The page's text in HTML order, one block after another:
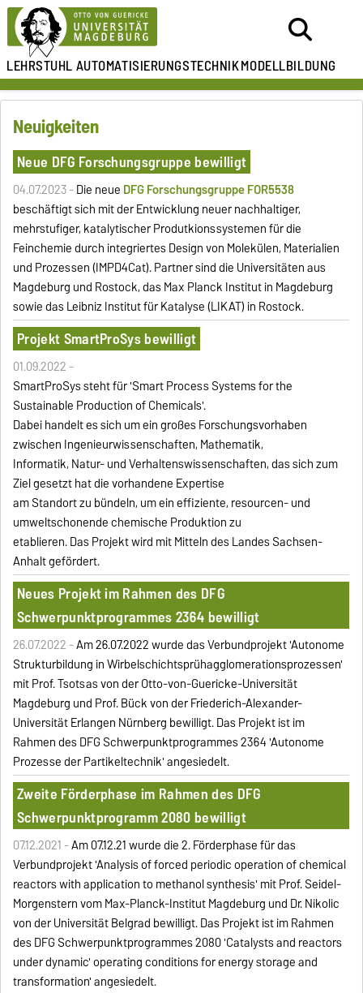
LEHRSTUHLAUTOMATISIERUNGSTECHNIKMODELLBILDUNG
Neuigkeiten
Neue DFG Forschungsgruppe bewilligt
04.07.2023 -Die neue DFG Forschungsgruppe FOR5538
beschäftigt sich mit der Entwicklung neuer nachhaltiger,
mehrstufiger, katalytischer Produtkionssystemen für die
Feinchemie durch integriertes Design von Molekülen, Materialien
und Prozessen (IMPD4Cat). Partner sind die Universitäten aus
Magdeburg und Rostock, das Max Planck Institut in Magdeburg
sowie das Leibniz Institut für Katalyse (LIKAT) in Rostock.
Projekt SmartProSys bewilligt
01.09.2022 -
SmartProSys steht für 'Smart Process Systems for the
Sustainable Production of Chemicals'.
Dabei handelt es sich um ein großes Forschungsvorhaben
zwischen Ingenieurwissenschaften, Mathematik,
Informatik, Natur- und Verhaltenswissenschaften, das sich zum
Ziel gesetzt hat die vorhandene Expertise
am Standort zu bündeln, um ein effiziente, resourcen- und
umweltschonende chemische Produktion zu
etablieren. Das Projekt wird mit Mitteln des Landes Sachsen-
Anhalt gefördert.
Neues Projekt im Rahmen des DFG
Schwerpunktprogrammes 2364 bewilligt
26.07.2022 -Am 26.07.2022 wurde das Verbundprojekt 'Autonome
Strukturbildung in Wirbelschichtsprühagglomerationsprozessen'
mit Prof. Tsotsas von der Otto-von-Guericke-Universität
Magdeburg und Prof. Bück von der Friederich-Alexander-
Universität Erlangen Nürnberg bewilligt. Das Projekt ist im
Rahmen des DFG Schwerpunktprogrammes 2364 'Autonome
Prozesse der Partikeltechnik' angesiedelt.
Zweite Förderphase im Rahmen des DFG
Schwerpunktprogramm 2080 bewilligt
07.12.2021 -Am 07.12.21 wurde die 2. Förderphase für das
Verbundprojekt 'Analysis of forced periodic operation of chemical
reactors with application to methanol synthesis' mit Prof. Seidel-
Morgenstern vom Max-Planck-Institut Magdeburg und Dr. Nikolic
von der Universität Belgrad bewilligt. Das Projekt ist im Rahmen
des DFG Schwerpunktprogrammes 2080 'Catalysts and reactors
under dynamic' operating conditions for energy storage and
transformation' angesiedelt.